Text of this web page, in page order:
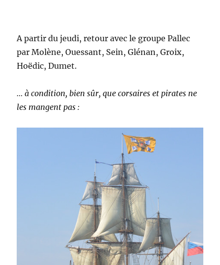
A partir du jeudi, retour avec le groupe Pallec
par Molène, Ouessant, Sein, Glénan, Groix,
Hoëdic, Dumet.
… à condition, bien sûr, que corsaires et pirates ne
les mangent pas :